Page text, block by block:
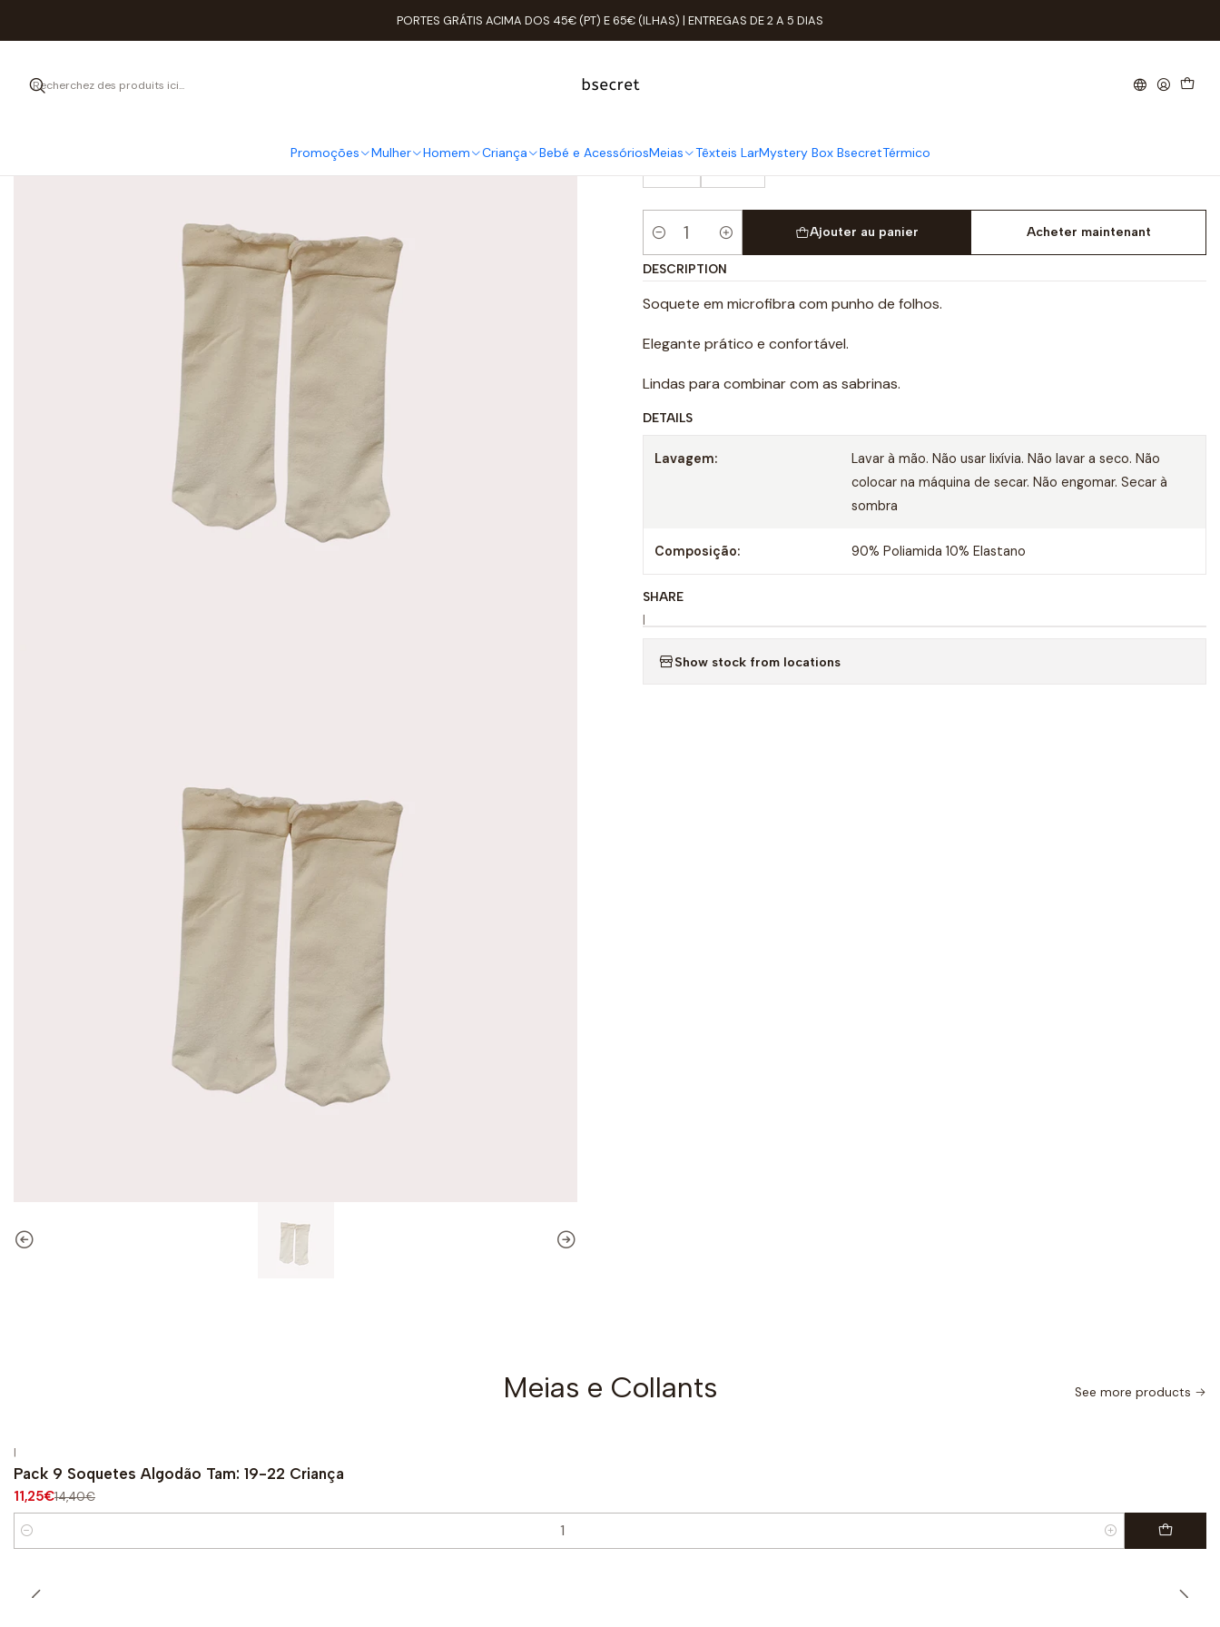
Promoções Mulher Homem Criança Bebé e AcessóriosMeias Têxteis LarMystery Box BsecretTérmico
PORTES GRÁTIS ACIMA DOS 45€ (PT) E 65€ (ILHAS) | ENTREGAS DE 2 A 5 DIAS
Accueil Meias Soquete Soquete Opaco com Folho Criança
TAMANHO
Quantité
Ajouter au panier Acheter maintenant
DESCRIPTION
Soquete em microfibra com punho de folhos.
Elegante prático e confortável.
Lindas para combinar com as sabrinas.
DETAILS
Lavagem:
Lavar à mão. Não usar lixívia. Não lavar a seco. Não
colocar na máquina de secar. Não engomar. Secar à
sombra
Composição: 90% Poliamida 10% Elastano
SHARE
|
Show stock from locations
Meias e Collants See more products
|
Pack 9 Soquetes Algodão Tam: 19-22 Criança
11,25€14,40€
Quantité